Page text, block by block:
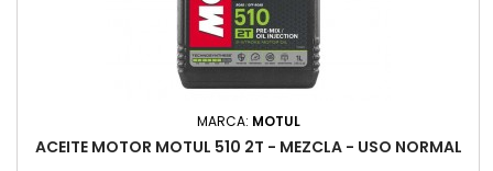
MARCA: MOTUL
ACEITE MOTOR MOTUL 510 2T - MEZCLA - USO NORMAL